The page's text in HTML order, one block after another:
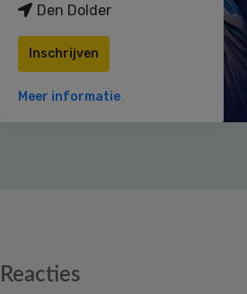
Den Dolder
Inschrijven
Meer informatie
Reacties